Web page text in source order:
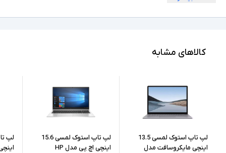
نسل پردازنده
8GB
حافظه داخلی 256GB
کالاهای مشابه
لپ تاپ استوک لمسی 13.5
اینچی مایکروسافت مدل
لپ تاپ استوک لمسی 15.6
اینچی اچ پی مدل HP